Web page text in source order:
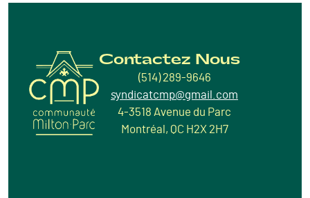
Contactez Nous
(514) 289-9646
syndicatcmp@gmail.com
4-3518 Avenue du Parc
Montréal, QC H2X 2H7